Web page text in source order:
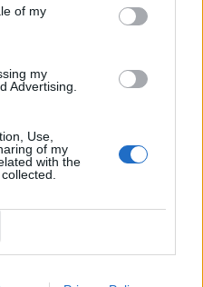
of my
my
Advertising.
Use,
of my
with the
2026
subvencions
2026